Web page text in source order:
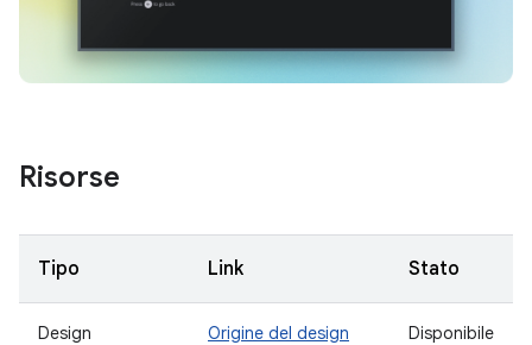
Risorse
Tipo Link Stato
Design
Origine del design
Disponibile